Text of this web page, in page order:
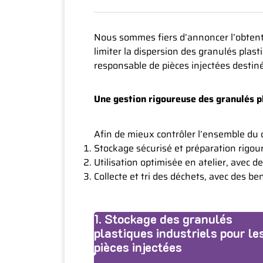
Nous sommes fiers d’annoncer
limiter la dispersion des granulés
responsable de pièces injectées
Une gestion rigoureuse des granulés
Afin de mieux contrôler l’ensemble
Stockage sécurisé et préparation
Utilisation optimisée en atelier, avec
Collecte et tri des déchets, avec des
1. Stockage des granulés
plastiques industriels pour
pièces injectées